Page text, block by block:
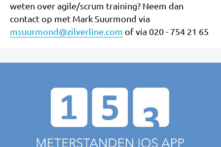
weten over agile/scrum training? Neem dan
contact op met Mark Suurmond via
msuurmond@zilverline.com of via 020 - 754 21 65